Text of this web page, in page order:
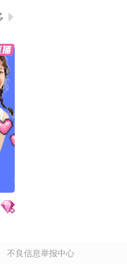
不良信息举报中心